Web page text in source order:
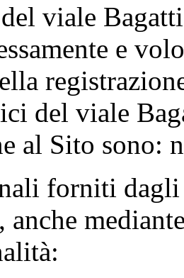
viale
e
del viale
al Sito sono:
forniti
anche